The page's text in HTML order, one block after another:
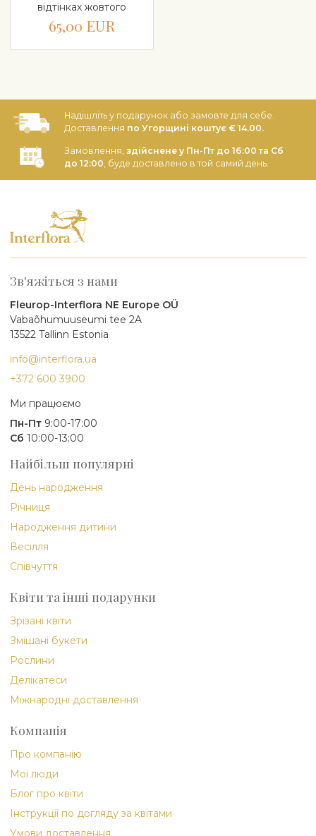
відтінках жовтого
65,00 EUR
Надішліть у подарунок або замовте для себе.
Доставлення по Угорщині коштує € 14.00.
Замовлення, здійснене у Пн-Пт до 16:00 та Сб
до 12:00 , буде доставлено в той самий день.
Зв'яжіться з нами
Fleurop-Interflora NE Europe OÜ
Vabaõhumuuseumi tee 2A
13522 Tallinn Estonia
info@interflora.ua
+372 600 3900
Ми працюємо
Пн-Пт 9:00-17:00
Сб 10:00-13:00
Найбільш популярні
День народження
Річниця
Народження дитини
Весілля
Співчуття
Квіти та інші подарунки
Зрізані квіти
Змішані букети
Рослини
Делікатеси
Міжнародні доставлення
Компанія
Про компанію
Мої люди
Блог про квіти
Інструкції по догляду за квітами
Умови доставлення